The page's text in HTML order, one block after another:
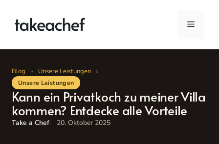
Inhalt
springen
Menü
Blog » Unsere Leistungen »
Unsere Leistungen
Kann ein Privatkoch zu meiner Villa
kommen? Entdecke alle Vorteile
Take a Chef 20. Oktober 2025